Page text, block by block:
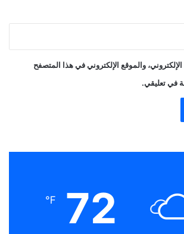
والموقع الإلكتروني في هذا المتصفح
في تعليقي.
72
℉